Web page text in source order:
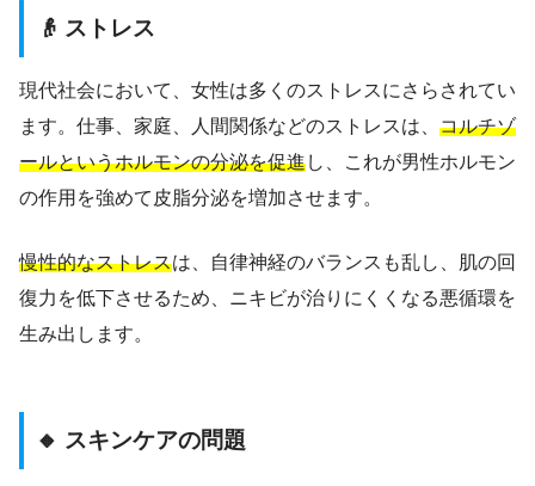
👴 ストレス
現代社会において、女性は多くのストレスにさらされてい
ます。仕事、家庭、人間関係などのストレスは、 コルチゾ
ールというホルモンの分泌を促進し、これが男性ホルモン
の作用を強めて皮脂分泌を増加させます。
慢性的なストレスは、自律神経のバランスも乱し、肌の回
復力を低下させるため、ニキビが治りにくくなる悪循環を
生み出します。
🔸 スキンケアの問題